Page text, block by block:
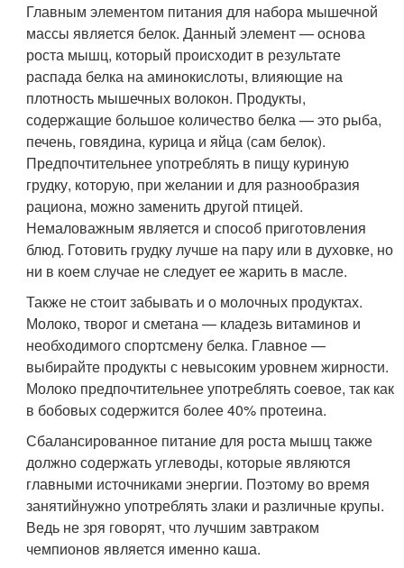
Главным элементом питания для набора мышечной
массы является белок. Данный элемент — основа
роста мышц, который происходит в результате
распада белка на аминокислоты, влияющие на
плотность мышечных волокон. Продукты,
содержащие большое количество белка — это рыба,
печень, говядина, курица и яйца (сам белок).
Предпочтительнее употреблять в пищу куриную
грудку, которую, при желании и для разнообразия
рациона, можно заменить другой птицей.
Немаловажным является и способ приготовления
блюд. Готовить грудку лучше на пару или в духовке, но
ни в коем случае не следует ее жарить в масле.
Также не стоит забывать и о молочных продуктах.
Молоко, творог и сметана — кладезь витаминов и
необходимого спортсмену белка. Главное —
выбирайте продукты с невысоким уровнем жирности.
Молоко предпочтительнее употреблять соевое, так как
в бобовых содержится более 40% протеина.
Сбалансированное питание для роста мышц также
должно содержать углеводы, которые являются
главными источниками энергии. Поэтому во время
занятийнужно употреблять злаки и различные крупы.
Ведь не зря говорят, что лучшим завтраком
чемпионов является именно каша.